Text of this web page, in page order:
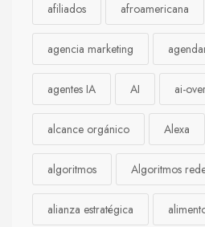
afiliados afroamericana
agencia marketing
agentes IA AI ai-
alcance orgánico Alexa
algoritmos Algoritmos
alianza estratégica